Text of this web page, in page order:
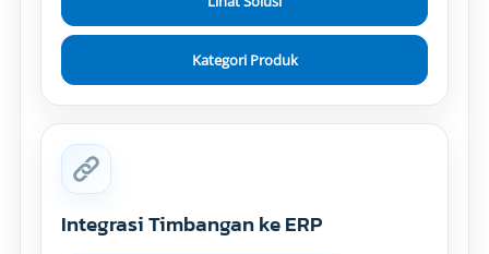
Kategori Produk
Integrasi Timbangan ke ERP